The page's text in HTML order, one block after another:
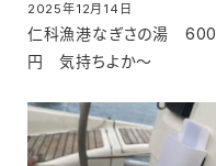
仁科漁港なぎさの湯 600
円 気持ちよか～
投稿日
2025年12月14日